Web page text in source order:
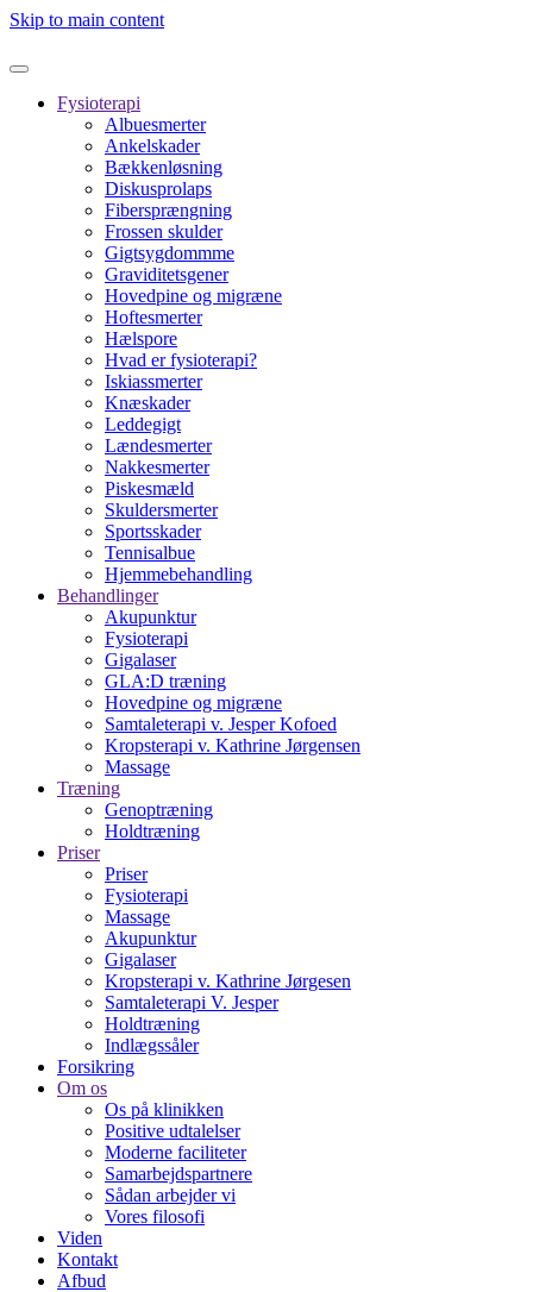
Skip to main content
Fysioterapi
Albuesmerter
Ankelskader
Bækkenløsning
Diskusprolaps
Fibersprængning
Frossen skulder
Gigtsygdommme
Graviditetsgener
Hovedpine og migræne
Hoftesmerter
Hælspore
Hvad er fysioterapi?
Iskiassmerter
Knæskader
Leddegigt
Lændesmerter
Nakkesmerter
Piskesmæld
Skuldersmerter
Sportsskader
Tennisalbue
Hjemmebehandling
Behandlinger
Akupunktur
Fysioterapi
Gigalaser
GLA:D træning
Hovedpine og migræne
Samtaleterapi v. Jesper Kofoed
Kropsterapi v. Kathrine Jørgensen
Massage
Træning
Genoptræning
Holdtræning
Priser
Priser
Fysioterapi
Massage
Akupunktur
Gigalaser
Kropsterapi v. Kathrine Jørgesen
Samtaleterapi V. Jesper
Holdtræning
Indlægssåler
Forsikring
Om os
Os på klinikken
Positive udtalelser
Moderne faciliteter
Samarbejdspartnere
Sådan arbejder vi
Vores filosofi
Viden
Kontakt
Afbud